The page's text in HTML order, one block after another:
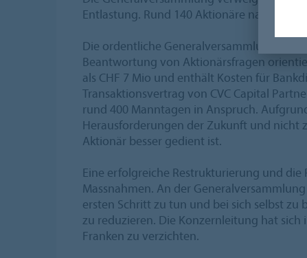
Entlastung. Rund 140 Aktionäre nahmen
Die ordentliche Generalversammlung
Beantwortung von Aktionärsfragen
als CHF 7 Mio und enthält Kosten für
Transaktionsvertrag von CVC Capital
rund 400 Manntagen in Anspruch.
Herausforderungen der Zukunft und nicht
Aktionär besser gedient ist.
Eine erfolgreiche Restrukturierung und
Massnahmen. An der
ersten Schritt zu tun und bei sich selbst zu
zu reduzieren. Die Konzernleitung hat
Franken zu verzichten.